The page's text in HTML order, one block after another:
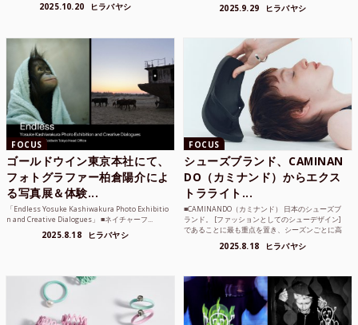
2025.10.20 ヒラバヤシ 2025.9.29 ヒラバヤシ
FOCUS
ゴールドウイン東京本社にて、
フォトグラファー柏倉陽介によ
る写真展＆体験...
「Endless Yosuke Kashiwakura Photo Exhibitio
n and Creative Dialogues」 ■ネイチャーフ...
2025.8.18 ヒラバヤシ
FOCUS
シューズブランド、CAMINAN
DO（カミナンド）からエクス
トラライト...
■CAMINANDO（カミナンド） 日本のシューズブ
ランド。 [ファッションとしてのシューデザイン]
であることに最も重点を置き、シーズンごとに高
2025.8.18 ヒラバヤシ